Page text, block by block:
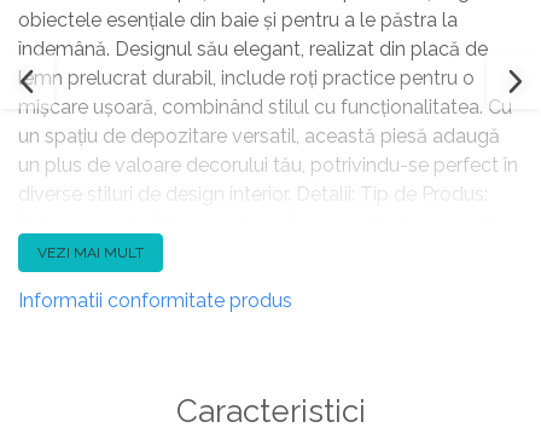
obiectele esențiale din baie și pentru a le păstra la
îndemână. Designul său elegant, realizat din placă de
lemn prelucrat durabil, include roți practice pentru o
mișcare ușoară, combinând stilul cu funcționalitatea. Cu
un spațiu de depozitare versatil, această piesă adaugă
un plus de valoare decorului tău, potrivindu-se perfect în
diverse stiluri de design interior. Detalii: Tip de Produs:
marmură. Material: Lemn stratificat. Material primar: PAL
mesei: Lemn stratificat. Sertare: Da. Finisaj: Melaminat.
Capacitatea maximă a raftului: 3 kg. Capacitatea
maximă: 15 kg. Oferta incude: 1 x Dulap. Caracteristici
VEZI MAI MULT
Informatii conformitate produs
Caracteristici